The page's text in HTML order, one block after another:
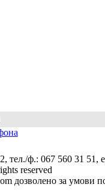
тел./ф.: 067 560 31 51,
reserved
дозволено за умови